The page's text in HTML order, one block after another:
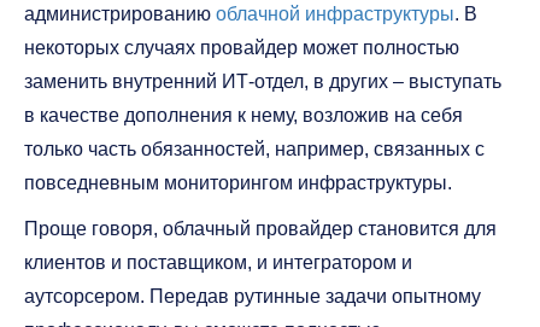
администрированию облачной инфраструктуры. В
некоторых случаях провайдер может полностью
заменить внутренний ИТ-отдел, в других – выступать
в качестве дополнения к нему, возложив на себя
только часть обязанностей, например, связанных с
повседневным мониторингом инфраструктуры.
Проще говоря, облачный провайдер становится для
клиентов и поставщиком, и интегратором и
аутсорсером. Передав рутинные задачи опытному